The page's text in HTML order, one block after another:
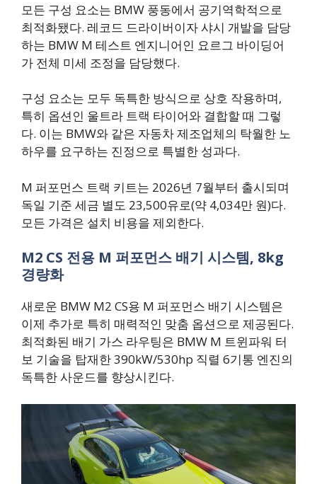
모든 구성 요소는 BMW 풍동에서 공기역학적으로
최적화됐다. 레코드 드라이버이자 샤시 개발을 담당
하는 BMW M 테스트 엔지니어인 요르그 바이딩어
가 전체 미세 조정을 담당했다.
구성 요소는 모두 독특한 방식으로 상호 작용하며,
특히 옵션인 울트라 트랙 타이어와 결합할 때 그렇
다. 이는 BMW와 같은 자동차 제조업체의 탁월한 노
하우를 요구하는 진정으로 특별한 성과다.
M 퍼포먼스 트랙 키트는 2026년 7월부터 출시되며
독일 기준 세금 별도 23,500유로(약 4,034만 원)다.
모든 가격은 설치 비용을 제외한다.
M2 CS 전용 M 퍼포먼스 배기 시스템, 8kg
경량화
새로운 BMW M2 CS용 M 퍼포먼스 배기 시스템은
이제 추가로 특히 매력적인 맞춤 옵션으로 제공된다.
최적화된 배기 가스 라우팅은 BMW M 트윈파워 터
보 기술을 탑재한 390kW/530hp 직렬 6기통 엔진의
독특한 사운드를 향상시킨다.